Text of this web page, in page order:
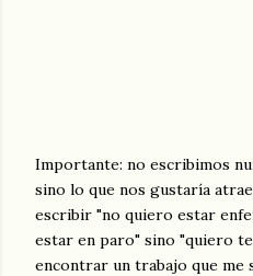
Importante: no escribimos
sino lo que nos gustaría
escribir "no quiero estar
estar en paro" sino "quiero
encontrar un trabajo que me